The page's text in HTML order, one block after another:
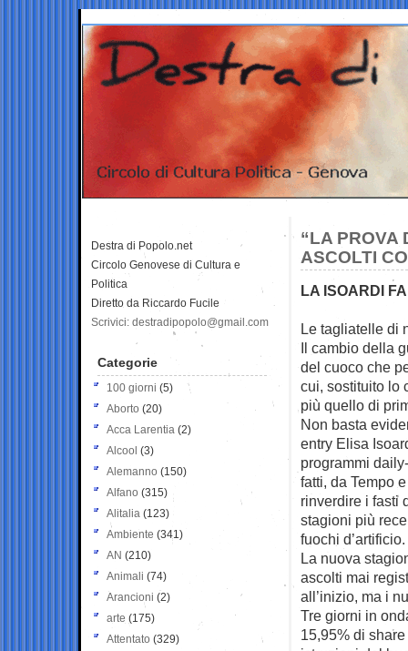
“LA PROVA
ASCOLTI
LA ISOARDI
Le tagliatelle di
Il cambio della
del cuoco che
cui, sostituito lo
più quello di
Non basta
entry Elisa
programmi
fatti, da Tempo
rinverdire i fasti
stagioni più
fuochi d’artificio.
La nuova
ascolti mai
all’inizio, ma i
Tre giorni in
15,95% di
Destra di Popolo.net
Circolo Genovese di Cultura e
Politica
Diretto da Riccardo Fucile
Scrivici: destradipopolo@gmail.com
Categorie
100 giorni (5)
Aborto (20)
Acca Larentia (2)
Alcool (3)
Alemanno (150)
Alfano (315)
Alitalia (123)
Ambiente (341)
AN (210)
Animali (74)
Arancioni (2)
arte (175)
Attentato (329)